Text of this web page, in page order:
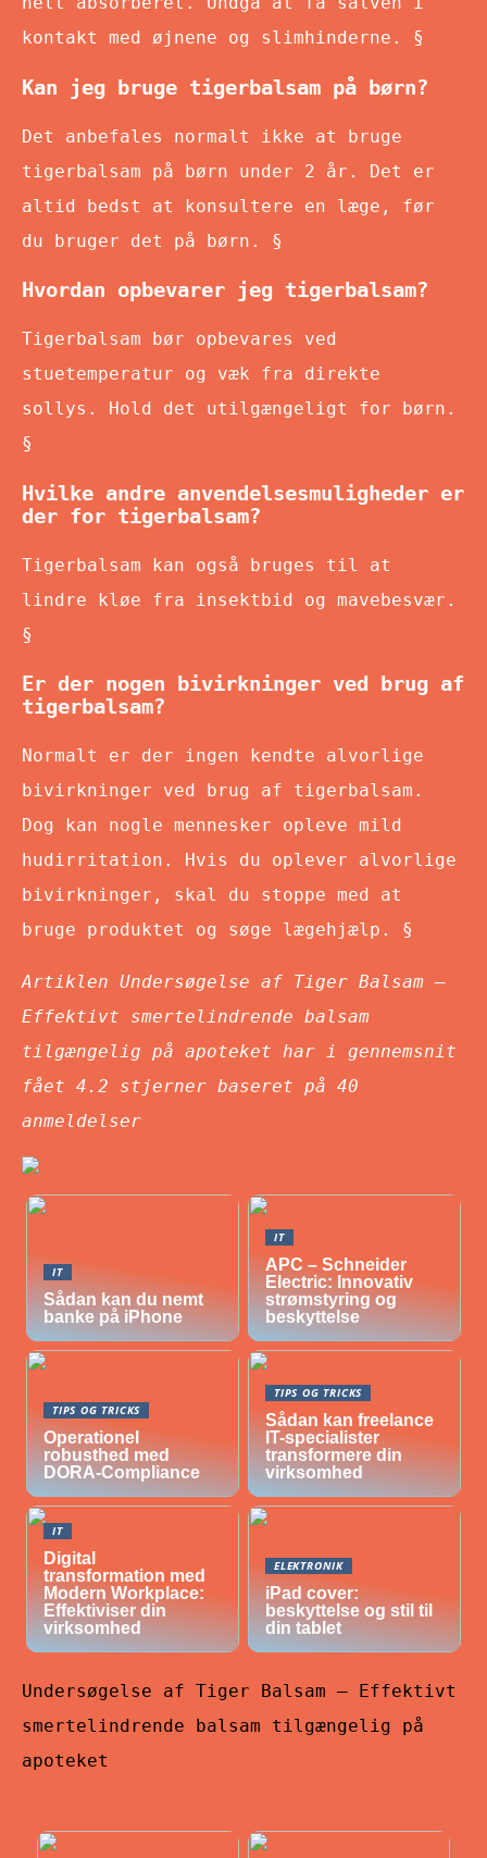
kontakt med øjnene og slimhinderne. §
Kan jeg bruge tigerbalsam på børn?
Det anbefales normalt ikke at bruge
tigerbalsam på børn under 2 år. Det er
altid bedst at konsultere en læge, før
du bruger det på børn. §
Hvordan opbevarer jeg tigerbalsam?
Tigerbalsam bør opbevares ved
stuetemperatur og væk fra direkte
sollys. Hold det utilgængeligt for børn.
§
Hvilke andre anvendelsesmuligheder er
der for tigerbalsam?
Tigerbalsam kan også bruges til at
lindre kløe fra insektbid og mavebesvær.
§
Er der nogen bivirkninger ved brug af
tigerbalsam?
Normalt er der ingen kendte alvorlige
bivirkninger ved brug af tigerbalsam.
Dog kan nogle mennesker opleve mild
hudirritation. Hvis du oplever alvorlige
bivirkninger, skal du stoppe med at
bruge produktet og søge lægehjælp. §
Artiklen Undersøgelse af Tiger Balsam –
Effektivt smertelindrende balsam
tilgængelig på apoteket har i gennemsnit
fået 4.2 stjerner baseret på 40
anmeldelser
IT
Sådan kan du nemt
banke på iPhone
IT
APC – Schneider
Electric: Innovativ
strømstyring og
beskyttelse
TIPS OG TRICKS
Operationel
robusthed med
DORA-Compliance
TIPS OG TRICKS
Sådan kan freelance
IT-specialister
transformere din
virksomhed
IT
Digital
transformation med
Modern Workplace:
Effektiviser din
virksomhed
ELEKTRONIK
iPad cover:
beskyttelse og stil til
din tablet
Undersøgelse af Tiger Balsam – Effektivt
smertelindrende balsam tilgængelig på
apoteket